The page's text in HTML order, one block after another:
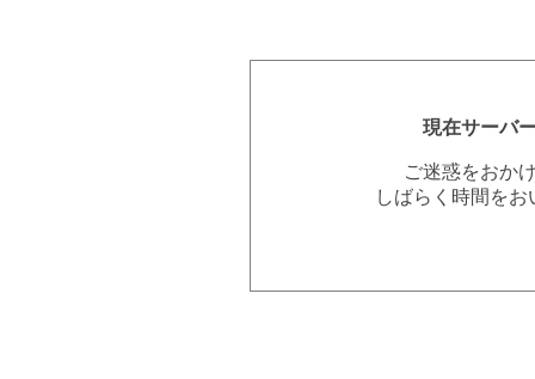
現在サーバ
ご迷惑をおか
しばらく時間を